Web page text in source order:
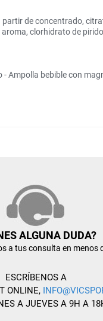
partir de concentrado,
clorhidrato de
Ampolla bebible con
ALGUNA DUDA?
a tus consulta en menos
ESCRÍBENOS A
ONLINE,
A JUEVES A 9H A